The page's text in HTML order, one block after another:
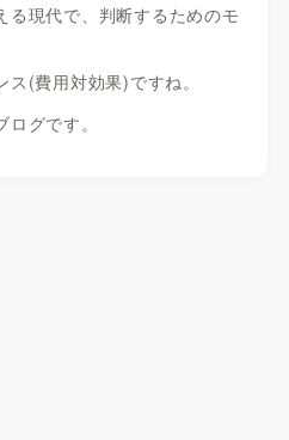
る現代で、判断するためのモ
(費用対効果)ですね。
グです。